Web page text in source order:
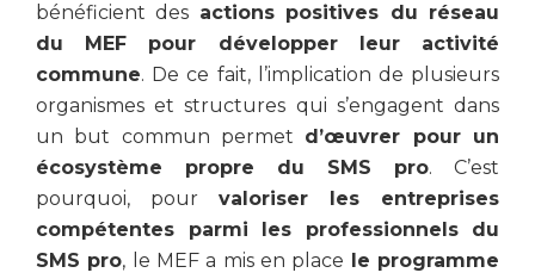
bénéficient des actions positives du réseau
du MEF pour développer leur activité
commune. De ce fait, l’implication de plusieurs
organismes et structures qui s’engagent dans
un but commun permet d’œuvrer pour un
écosystème propre du SMS pro. C’est
pourquoi, pour valoriser les entreprises
compétentes parmi les professionnels du
SMS pro, le MEF a mis en place le programme